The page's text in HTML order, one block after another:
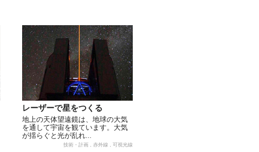
レーザーで星をつくる
地上の天体望遠鏡は、地球の大気
を通して宇宙を観ています。大気
が揺らぐと光が乱れ...
技術・計画 , 赤外線 , 可視光線